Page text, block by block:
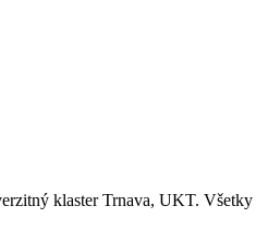
klaster Trnava, UKT. Všetky